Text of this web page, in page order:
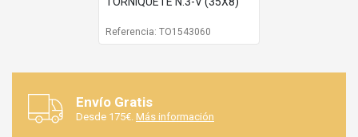
Referencia: TO1543060
Envío Gratis
Desde 175€. Más información